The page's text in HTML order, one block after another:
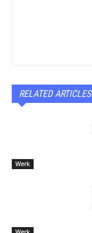
RELATED ARTICLES
Werk